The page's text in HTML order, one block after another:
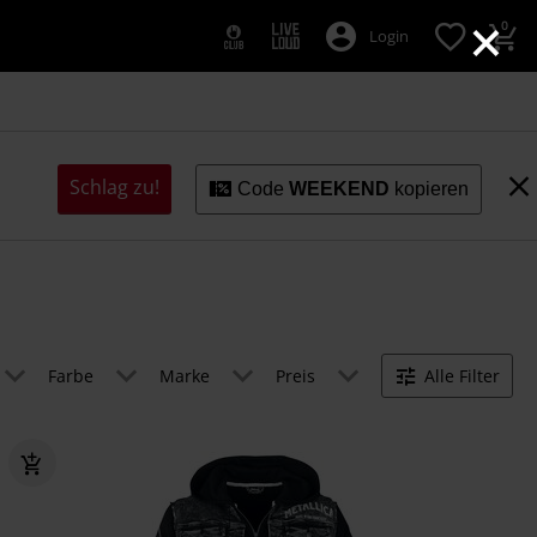
×
Login 0
Schlag zu! CodeWEEKEND kopieren
Farbe Marke Preis Alle Filter